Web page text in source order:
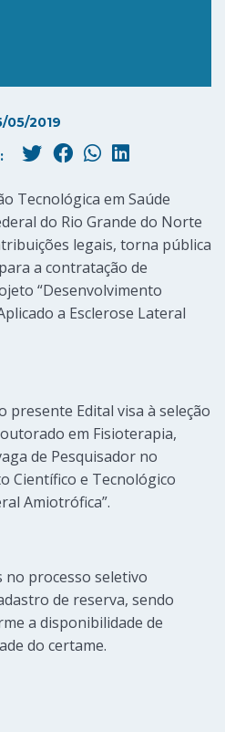
05/2019
Tecnológica em Saúde
do Rio Grande do Norte
legais, torna pública
a contratação de
“Desenvolvimento
a Esclerose Lateral
presente Edital visa à seleção
em Fisioterapia,
de Pesquisador no
Científico e Tecnológico
Amiotrófica”.
no processo seletivo
de reserva, sendo
a disponibilidade de
do certame.